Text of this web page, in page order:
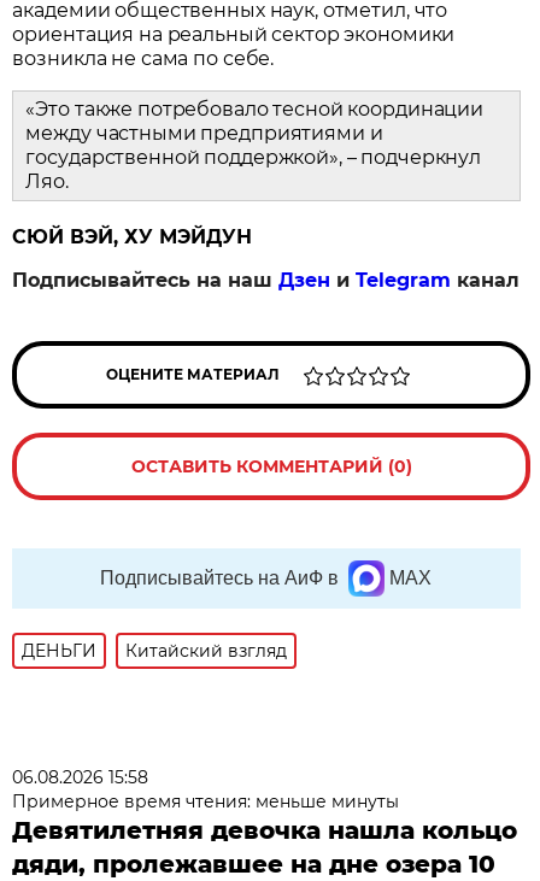
академии общественных наук, отметил, что
ориентация на реальный сектор экономики
возникла не сама по себе.
«Это также потребовало тесной координации
между частными предприятиями и
государственной поддержкой», – подчеркнул
Ляо.
СЮЙ ВЭЙ, ХУ МЭЙДУН
Подписывайтесь на нашДзен иTelegram канал
ОЦЕНИТЕ МАТЕРИАЛ
ОСТАВИТЬ КОММЕНТАРИЙ (0)
Подписывайтесь на АиФ в MAX
ДЕНЬГИ Китайский взгляд
06.08.2026 15:58
Примерное время чтения: меньше минуты
Девятилетняя девочка нашла кольцо
дяди, пролежавшее на дне озера 10